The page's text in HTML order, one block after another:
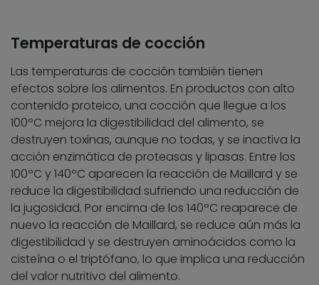
Temperaturas de cocción
Las temperaturas de cocción también tienen
efectos sobre los alimentos. En productos con alto
contenido proteico, una cocción que llegue a los
100ºC mejora la digestibilidad del alimento, se
destruyen toxinas, aunque no todas, y se inactiva la
acción enzimática de proteasas y lipasas. Entre los
100ºC y 140ºC aparecen la reacción de Maillard y se
reduce la digestibilidad sufriendo una reducción de
la jugosidad. Por encima de los 140ºC reaparece de
nuevo la reacción de Maillard, se reduce aún más la
digestibilidad y se destruyen aminoácidos como la
cisteína o el triptófano, lo que implica una reducción
del valor nutritivo del alimento.